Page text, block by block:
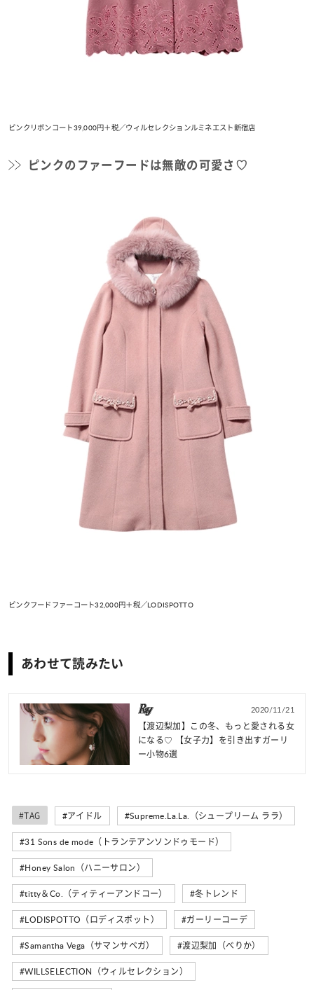
ピンクリボンコート39,000円＋税／ウィルセレクションルミネエスト新宿店
ピンクのファーフードは無敵の可愛さ♡
ピンクフードファーコート32,000円＋税／LODISPOTTO
あわせて読みたい
2020/11/21
【渡辺梨加】この冬、もっと愛される女
になる♡ 【女子力】を引き出すガーリ
ー小物6選
#TAG #アイドル #Supreme.La.La.（シュープリーム ララ）
#31 Sons de mode（トランテアンソンドゥモード）
#Honey Salon（ハニーサロン）
#titty＆Co.（ティティーアンドコー） #冬トレンド
#LODISPOTTO（ロディスポット） #ガーリーコーデ
#Samantha Vega（サマンサベガ） #渡辺梨加（べりか）
#WILLSELECTION（ウィルセレクション）